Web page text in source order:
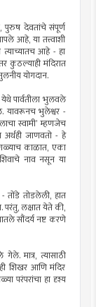
पुरुष देवतांचे संपूर्ण
आहे, या तत्त्वाशी
त्याच्यातच आहे - हा
कुठल्याही मंदिरात
योगदान.
येथे पार्वतीला भुलवले
यावरूनच भुलेश्वर -
स्वामी‌’ म्हणजेच
अर्थही जाणवतो - हे
काळात, एका
नाव नसून या
तोंडे तोडलेली, हात
लक्षात येते की,
सौंदर्य नष्ट करणे
मात्र, त्यासाठी
शिखर आणि मंदिर
परंपरांचा हा दृश्य